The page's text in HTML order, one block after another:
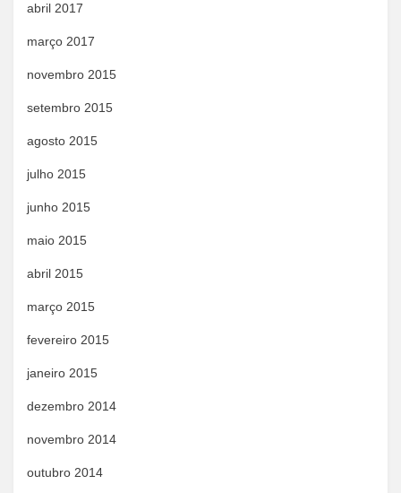
abril 2017
março 2017
novembro 2015
setembro 2015
agosto 2015
julho 2015
junho 2015
maio 2015
abril 2015
março 2015
fevereiro 2015
janeiro 2015
dezembro 2014
novembro 2014
outubro 2014